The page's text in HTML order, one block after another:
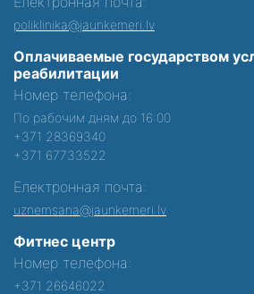
poliklinika@jaunkemeri.lv
Оплачиваемые государством
реабилитации
Номер телефона:
По рабочим дням до 16:00
+371 28369340
+371 67733522
Електронная почта:
uznemsana@jaunkemeri.lv
Фитнес центр
Номер телефона:
+371 26646022